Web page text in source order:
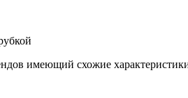
имеющий схожие